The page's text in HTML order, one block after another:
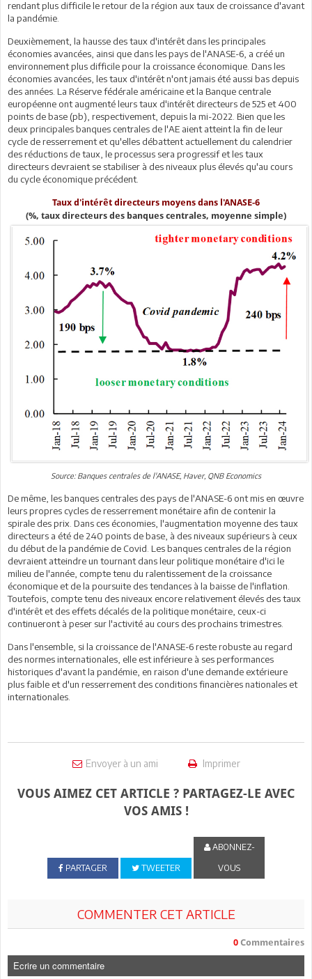
rendant plus difficile le retour de la région aux taux de croissance d'avant
la pandémie.
Deuxièmement, la hausse des taux d'intérêt dans les principales
économies avancées, ainsi que dans les pays de l'ANASE-6, a créé un
environnement plus difficile pour la croissance économique. Dans les
économies avancées, les taux d'intérêt n'ont jamais été aussi bas depuis
des années. La Réserve fédérale américaine et la Banque centrale
européenne ont augmenté leurs taux d'intérêt directeurs de 525 et 400
points de base (pb), respectivement, depuis la mi-2022. Bien que les
deux principales banques centrales de l'AE aient atteint la fin de leur
cycle de resserrement et qu'elles débattent actuellement du calendrier
des réductions de taux, le processus sera progressif et les taux
directeurs devraient se stabiliser à des niveaux plus élevés qu'au cours
du cycle économique précédent.
Taux d'intérêt directeurs moyens dans l'ANASE-6
(%, taux directeurs des banques centrales, moyenne simple)
Source: Banques centrales de l'ANASE, Haver, QNB Economics
De même, les banques centrales des pays de l'ANASE-6 ont mis en œuvre
leurs propres cycles de resserrement monétaire afin de contenir la
spirale des prix. Dans ces économies, l'augmentation moyenne des taux
directeurs a été de 240 points de base, à des niveaux supérieurs à ceux
du début de la pandémie de Covid. Les banques centrales de la région
devraient atteindre un tournant dans leur politique monétaire d'ici le
milieu de l'année, compte tenu du ralentissement de la croissance
économique et de la poursuite des tendances à la baisse de l'inflation.
Toutefois, compte tenu des niveaux encore relativement élevés des taux
d'intérêt et des effets décalés de la politique monétaire, ceux-ci
continueront à peser sur l'activité au cours des prochains trimestres.
Dans l'ensemble, si la croissance de l'ANASE-6 reste robuste au regard
des normes internationales, elle est inférieure à ses performances
historiques d'avant la pandémie, en raison d'une demande extérieure
plus faible et d'un resserrement des conditions financières nationales et
internationales.
Envoyer à un ami Imprimer
VOUS AIMEZ CET ARTICLE ? PARTAGEZ-LE AVEC
VOS AMIS !
PARTAGER TWEETER
ABONNEZ-
VOUS
COMMENTER CET ARTICLE
0 Commentaires
Ecrire un commentaire